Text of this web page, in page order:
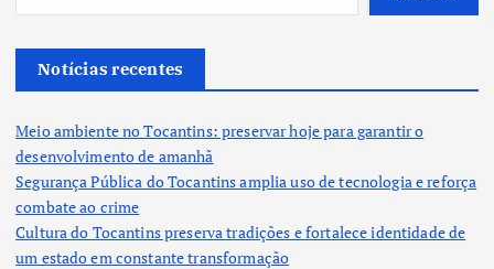
Notícias recentes
Meio ambiente no Tocantins: preservar hoje para garantir o
desenvolvimento de amanhã
Segurança Pública do Tocantins amplia uso de tecnologia e reforça
combate ao crime
Cultura do Tocantins preserva tradições e fortalece identidade de
um estado em constante transformação